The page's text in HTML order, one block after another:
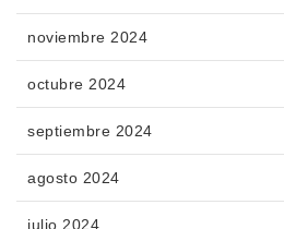
noviembre 2024
octubre 2024
septiembre 2024
agosto 2024
julio 2024